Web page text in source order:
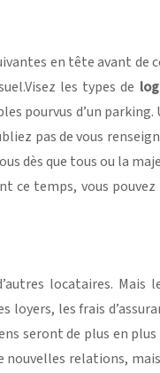
en tête avant
les types de
pourvus d’un
pas de vous
dès que tous ou la
ce temps, vous
locataires.
les frais
seront de plus en
relations,